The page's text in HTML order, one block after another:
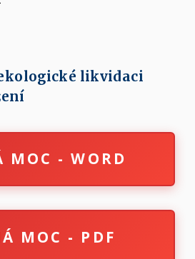
likvidaci
MOC - WORD
MOC - PDF